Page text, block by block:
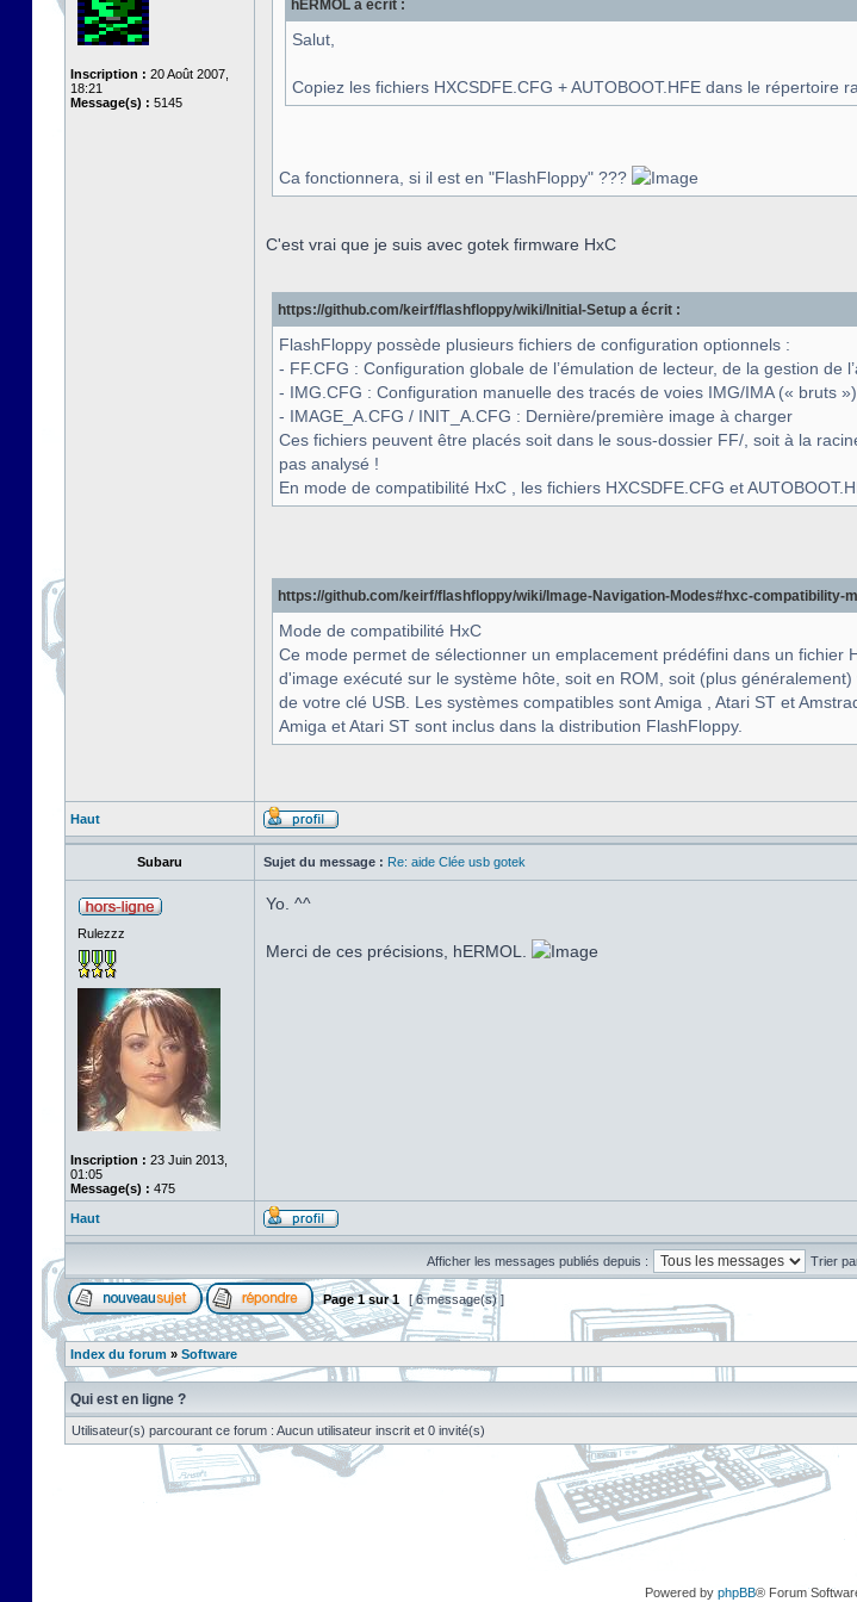
Inscription : 20 Août 2007,
18:21
Message(s) : 5145
hERMOL a écrit :
Salut,
Copiez les fichiers HXCSDFE.CFG + AUTOBOOT.HFE dans le répertoire
Ca fonctionnera, si il est en "FlashFloppy" ???
C'est vrai que je suis avec gotek firmware HxC
https://github.com/keirf/flashfloppy/wiki/Initial-Setup a écrit :
FlashFloppy possède plusieurs fichiers de configuration optionnels :
- FF.CFG : Configuration globale de l’émulation de lecteur, de la gestion de
- IMG.CFG : Configuration manuelle des tracés de voies IMG/IMA (« bruts »)
- IMAGE_A.CFG / INIT_A.CFG : Dernière/première image à charger
Ces fichiers peuvent être placés soit dans le sous-dossier FF/, soit à la
pas analysé !
En mode de compatibilité HxC , les fichiers HXCSDFE.CFG et
https://github.com/keirf/flashfloppy/wiki/Image-Navigation-Modes#hxc-compatibility-
Mode de compatibilité HxC
Ce mode permet de sélectionner un emplacement prédéfini dans un
d'image exécuté sur le système hôte, soit en ROM, soit (plus
de votre clé USB. Les systèmes compatibles sont Amiga , Atari ST et
Amiga et Atari ST sont inclus dans la distribution FlashFloppy.
Haut
Subaru Sujet du message : Re: aide Clée usb gotek
Rulezzz
Inscription : 23 Juin 2013,
01:05
Message(s) : 475
Yo. ^^
Merci de ces précisions, hERMOL.
Haut
Afficher les messages publiés depuis : Trier
Page1sur1 [ 6 message(s) ]
Index du forum » Software
Qui est en ligne ?
Utilisateur(s) parcourant ce forum : Aucun utilisateur inscrit et 0 invité(s)
Powered by phpBB® Forum